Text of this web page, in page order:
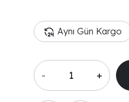
Aynı Gün Kargo
- +